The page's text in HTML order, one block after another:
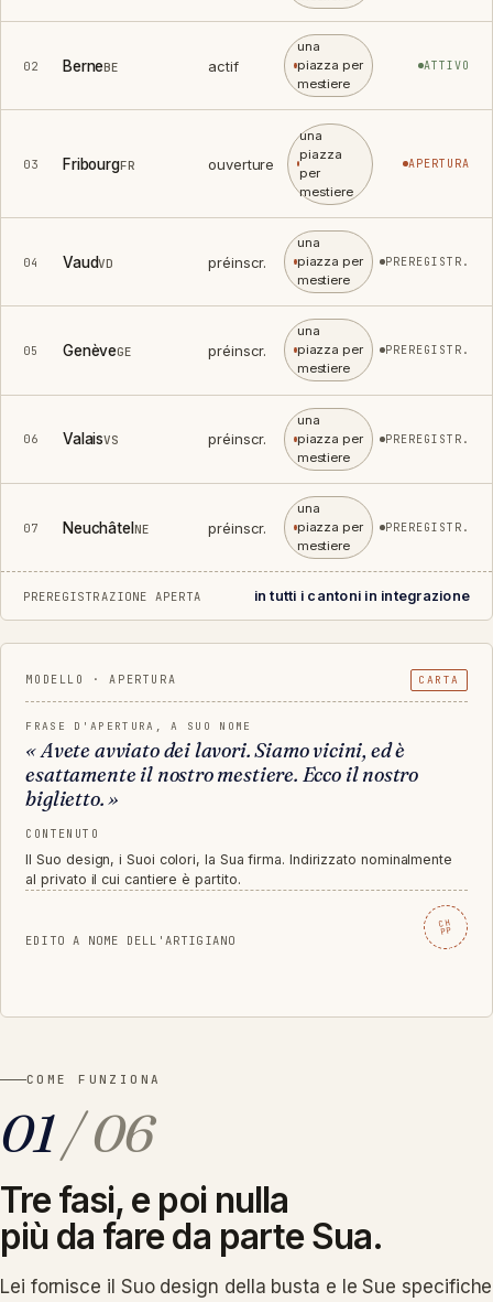
02 BerneBE actif
una
piazza per
mestiere
ATTIVO
03 FribourgFR ouverture
una
piazza
per
mestiere
APERTURA
04 VaudVD préinscr.
una
piazza per
mestiere
PREREGISTR.
05 GenèveGE préinscr.
una
piazza per
mestiere
PREREGISTR.
06 ValaisVS préinscr.
una
piazza per
mestiere
PREREGISTR.
07 Neuchâtel NE préinscr.
una
piazza per
mestiere
PREREGISTR.
PREREGISTRAZIONE APERTA in tutti i cantoni in integrazione
MODELLO · APERTURA CARTA
FRASE D'APERTURA, A SUO NOME
«Avete avviato dei lavori. Siamo vicini, ed è
esattamente il nostro mestiere. Ecco il nostro
biglietto.»
CONTENUTO
Il Suo design, i Suoi colori, la Sua firma. Indirizzato nominalmente
al privato il cui cantiere è partito.
EDITO A NOME DELL'ARTIGIANO
CH
PP
COME FUNZIONA
01/ 06
Tre fasi, e poi nulla
più da fare da parte Sua.
Lei fornisce il Suo design della busta e le Sue specifiche